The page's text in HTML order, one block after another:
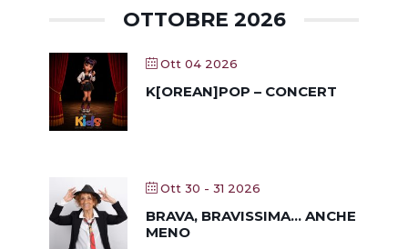
OTTOBRE 2026
Ott 04 2026
K[OREAN]POP – CONCERT
Ott 30 - 31 2026
BRAVA, BRAVISSIMA… ANCHE
MENO